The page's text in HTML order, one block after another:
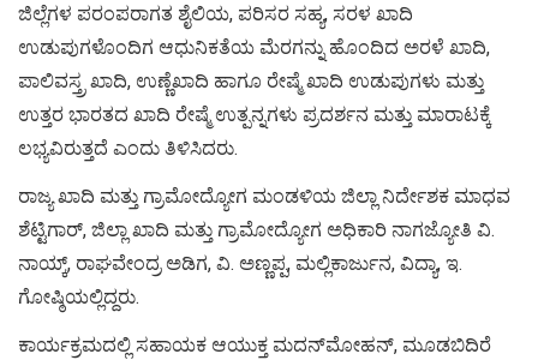
ಜಿಲ್ಲೆಗಳ ಪರಂಪರಾಗತ ಶೈಲಿಯ, ಪರಿಸರ ಸಹ್ಯ, ಸರಳ ಖಾದಿ
ಉಡುಪುಗಳೊಂದಿಗ ಆಧುನಿಕತೆಯ ಮೆರಗನ್ನು ಹೊಂದಿದ ಅರಳೆ ಖಾದಿ,
ಪಾಲಿವಸ್ತ್ರ ಖಾದಿ, ಉಣ್ಣೆಖಾದಿ ಹಾಗೂ ರೇಷ್ಮೆ ಖಾದಿ ಉಡುಪುಗಳು ಮತ್ತು
ಉತ್ತರ ಭಾರತದ ಖಾದಿ ರೇಷ್ಮೆ ಉತ್ಪನ್ನಗಳು ಪ್ರದರ್ಶನ ಮತ್ತು ಮಾರಾಟಕ್ಕೆ
ಲಭ್ಯವಿರುತ್ತದೆ ಎಂದು ತಿಳಿಸಿದರು.
ರಾಜ್ಯ ಖಾದಿ ಮತ್ತು ಗ್ರಾಮೋದ್ಯೋಗ ಮಂಡಳಿಯ ಜಿಲ್ಲಾ ನಿರ್ದೇಶಕ ಮಾಧವ
ಶೆಟ್ಟಿಗಾರ್, ಜಿಲ್ಲಾ ಖಾದಿ ಮತ್ತು ಗ್ರಾಮೋದ್ಯೋಗ ಅಧಿಕಾರಿ ನಾಗಜ್ಯೋತಿ ವಿ.
ನಾಯ್ಕ್, ರಾಘವೇಂದ್ರ ಅಡಿಗ, ವಿ. ಅಣ್ಣಪ್ಪ, ಮಲ್ಲಿಕಾರ್ಜುನ, ವಿದ್ಯಾ, ಇ.
ಗೋಷ್ಠಿಯಲ್ಲಿದ್ದರು.
ಕಾರ್ಯಕ್ರಮದಲ್ಲಿ ಸಹಾಯಕ ಆಯುಕ್ತ ಮದನ್‍ಮೋಹನ್, ಮೂಡಬಿದಿರೆ